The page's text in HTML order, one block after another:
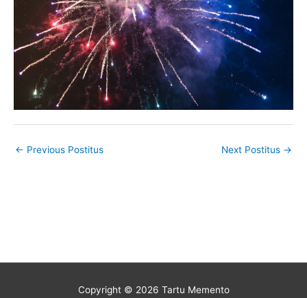
← Previous Postitus Next Postitus →
Copyright © 2026 Tartu Memento